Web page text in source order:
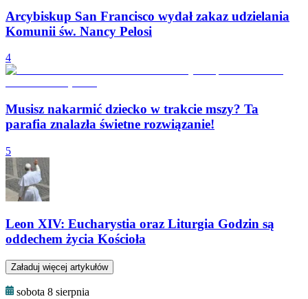
Arcybiskup San Francisco wydał zakaz udzielania
Komunii św. Nancy Pelosi
4
Musisz nakarmić dziecko w trakcie mszy? Ta
parafia znalazła świetne rozwiązanie!
5
Leon XIV: Eucharystia oraz Liturgia Godzin są
oddechem życia Kościoła
Załaduj więcej artykułów
sobota 8 sierpnia